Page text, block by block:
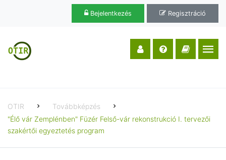
Bejelentkezés Regisztráció
OTIR
Továbbképzés
"Élő vár Zemplénben" Füzér Felső-vár rekonstrukció I. tervezői
szakértői egyeztetés program